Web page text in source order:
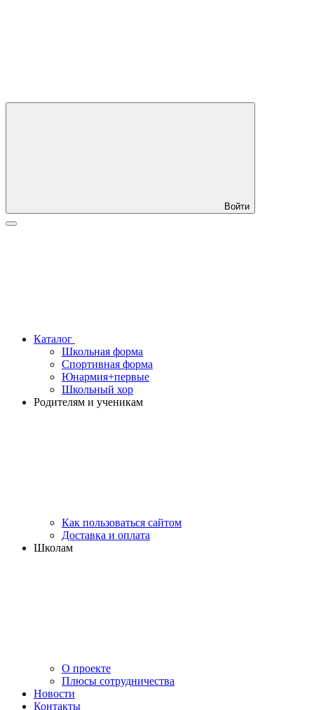
Войти
Каталог
Школьная форма
Спортивная форма
Юнармия+первые
Школьный хор
Родителям и ученикам
Как пользоваться сайтом
Доставка и оплата
Школам
О проекте
Плюсы сотрудничества
Новости
Контакты